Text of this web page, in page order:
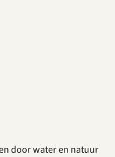
door water en natuur